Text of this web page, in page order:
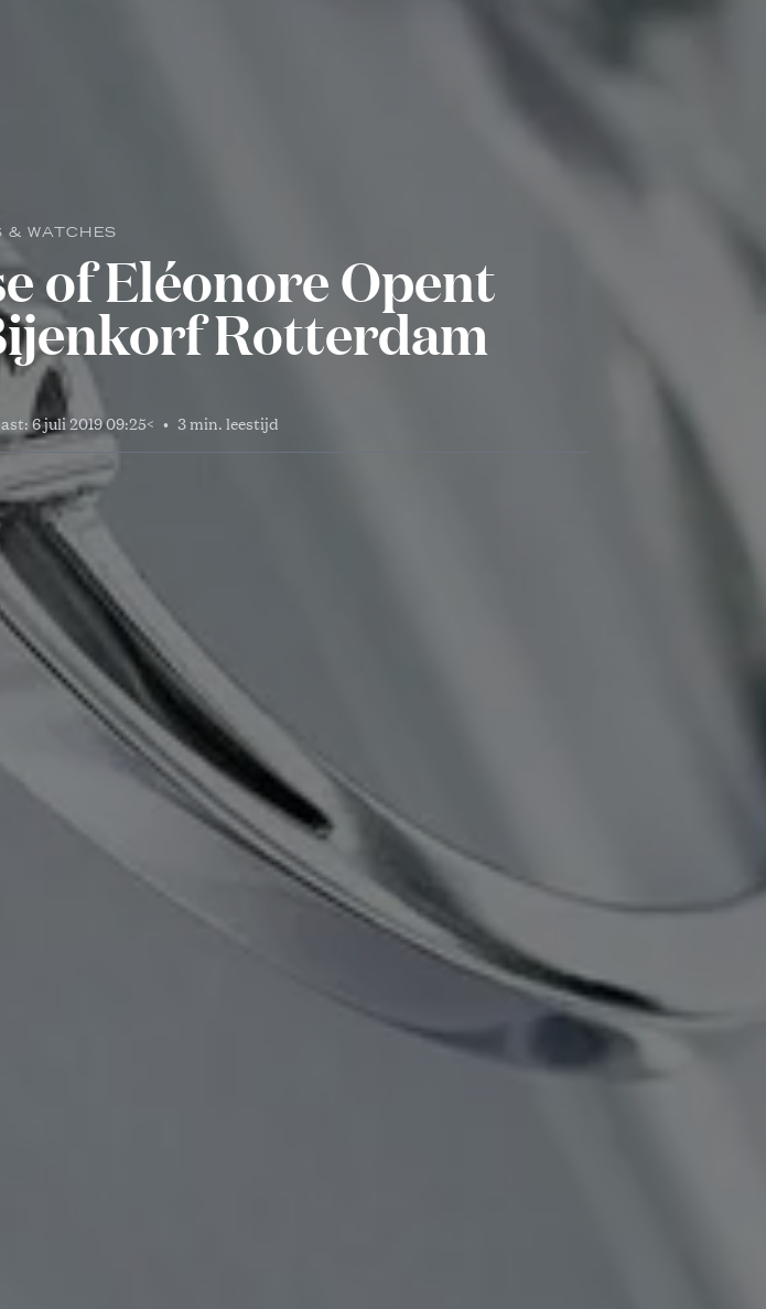
& WATCHES
of Eléonore Opent
Rotterdam
6 juli 2019 09:25< • 3 min. leestijd